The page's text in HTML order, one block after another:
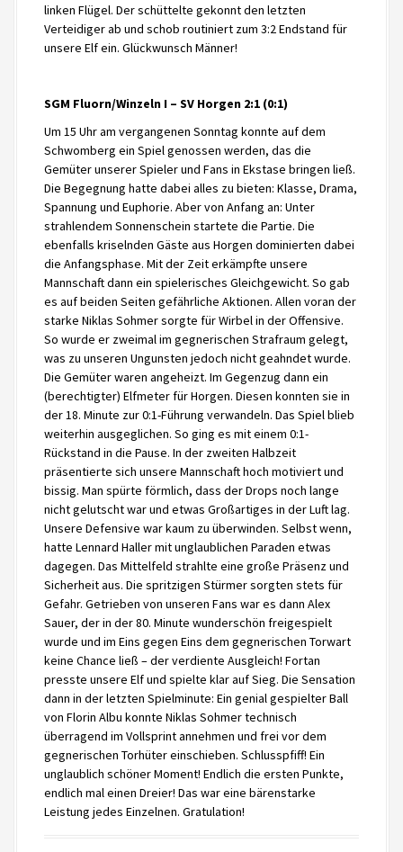
linken Flügel. Der schüttelte gekonnt den letzten
Verteidiger ab und schob routiniert zum 3:2 Endstand für
unsere Elf ein. Glückwunsch Männer!
SGM Fluorn/Winzeln I – SV Horgen 2:1 (0:1)
Um 15 Uhr am vergangenen Sonntag konnte auf dem
Schwomberg ein Spiel genossen werden, das die
Gemüter unserer Spieler und Fans in Ekstase bringen ließ.
Die Begegnung hatte dabei alles zu bieten: Klasse, Drama,
Spannung und Euphorie. Aber von Anfang an: Unter
strahlendem Sonnenschein startete die Partie. Die
ebenfalls kriselnden Gäste aus Horgen dominierten dabei
die Anfangsphase. Mit der Zeit erkämpfte unsere
Mannschaft dann ein spielerisches Gleichgewicht. So gab
es auf beiden Seiten gefährliche Aktionen. Allen voran der
starke Niklas Sohmer sorgte für Wirbel in der Offensive.
So wurde er zweimal im gegnerischen Strafraum gelegt,
was zu unseren Ungunsten jedoch nicht geahndet wurde.
Die Gemüter waren angeheizt. Im Gegenzug dann ein
(berechtigter) Elfmeter für Horgen. Diesen konnten sie in
der 18. Minute zur 0:1-Führung verwandeln. Das Spiel blieb
weiterhin ausgeglichen. So ging es mit einem 0:1-
Rückstand in die Pause. In der zweiten Halbzeit
präsentierte sich unsere Mannschaft hoch motiviert und
bissig. Man spürte förmlich, dass der Drops noch lange
nicht gelutscht war und etwas Großartiges in der Luft lag.
Unsere Defensive war kaum zu überwinden. Selbst wenn,
hatte Lennard Haller mit unglaublichen Paraden etwas
dagegen. Das Mittelfeld strahlte eine große Präsenz und
Sicherheit aus. Die spritzigen Stürmer sorgten stets für
Gefahr. Getrieben von unseren Fans war es dann Alex
Sauer, der in der 80. Minute wunderschön freigespielt
wurde und im Eins gegen Eins dem gegnerischen Torwart
keine Chance ließ – der verdiente Ausgleich! Fortan
presste unsere Elf und spielte klar auf Sieg. Die Sensation
dann in der letzten Spielminute: Ein genial gespielter Ball
von Florin Albu konnte Niklas Sohmer technisch
überragend im Vollsprint annehmen und frei vor dem
gegnerischen Torhüter einschieben. Schlusspfiff! Ein
unglaublich schöner Moment! Endlich die ersten Punkte,
endlich mal einen Dreier! Das war eine bärenstarke
Leistung jedes Einzelnen. Gratulation!